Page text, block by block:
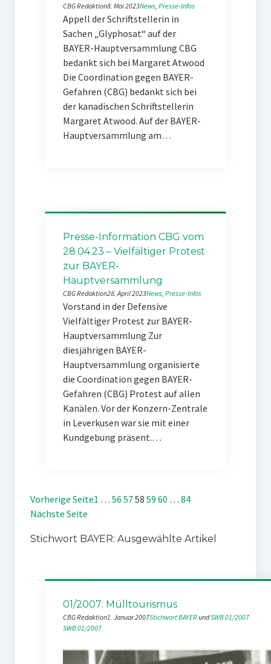
CBG Redaktion8. Mai 2023News, Presse-Infos
Appell der Schriftstellerin in
Sachen „Glyphosat“ auf der
BAYER-Hauptversammlung CBG
bedankt sich bei Margaret Atwood
Die Coordination gegen BAYER-
Gefahren (CBG) bedankt sich bei
der kanadischen Schriftstellerin
Margaret Atwood. Auf der BAYER-
Hauptversammlung am…
Presse-Information CBG vom
28.04.23 – Vielfältiger Protest
zur BAYER-
Hauptversammlung
CBG Redaktion28. April 2023News, Presse-Infos
Vorstand in der Defensive
Vielfältiger Protest zur BAYER-
Hauptversammlung Zur
diesjährigen BAYER-
Hauptversammlung organisierte
die Coordination gegen BAYER-
Gefahren (CBG) Protest auf allen
Kanälen. Vor der Konzern-Zentrale
in Leverkusen war sie mit einer
Kundgebung präsent.…
Vorherige Seite1 … 56 5758 59 60 … 84
Nächste Seite
Stichwort BAYER: Ausgewählte Artikel
01/2007: Mülltourismus
CBG Redaktion1. Januar 2007Stichwort BAYER und SWB 01/2007
SWB 01/2007